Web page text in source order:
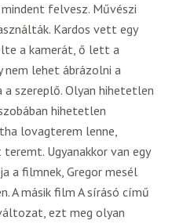
felvesz. Művészi
Kardos vett egy
a kamerát, ő lett a
nem lehet ábrázolni a
a szereplő. Olyan hihetetlen
hihetetlen
lovagterem lenne,
Ugyanakkor van egy
a filmnek, Gregor mesél
A másik film A sírásó című
ezt meg olyan